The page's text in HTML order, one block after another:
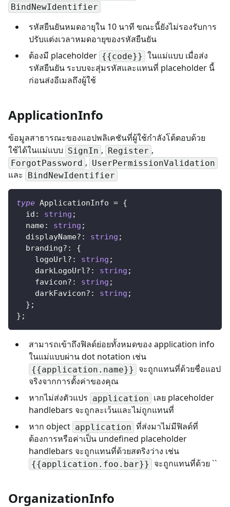
BindNewIdentifier
รหัสยืนยันหมดอายุใน 10 นาที ขณะนี้ยังไม่รองรับการ
ปรับแต่งเวลาหมดอายุของรหัสยืนยัน
ต้องมี placeholder {{code}} ในแม่แบบ เมื่อส่ง
รหัสยืนยัน ระบบจะสุ่มรหัสและแทนที่ placeholder นี้
ก่อนส่งอีเมลถึงผู้ใช้
ApplicationInfo
ข้อมูลสาธารณะของแอปพลิเคชันที่ผู้ใช้กำลังโต้ตอบด้วย
ใช้ได้ในแม่แบบ SignIn , Register ,
ForgotPassword , UserPermissionValidation
และ BindNewIdentifier
type ApplicationInfo = {
  id
: string ;
  name
: string ;
  displayName
? : string ;
  branding
? :
{
    logoUrl
? : string ;
    darkLogoUrl
? : string ;
    favicon
? : string ;
    darkFavicon
? : string ;
} ;
} ;
สามารถเข้าถึงฟิลด์ย่อยทั้งหมดของ application info
ในแม่แบบผ่าน dot notation เช่น
{{application.name}}
จะถูกแทนที่ด้วยชื่อแอป
จริงจากการตั้งค่าของคุณ
หากไม่ส่งตัวแปร application เลย placeholder
handlebars จะถูกละเว้นและไม่ถูกแทนที่
หาก object application ที่ส่งมาไม่มีฟิลด์ที่
ต้องการหรือค่าเป็น undefined placeholder
handlebars จะถูกแทนที่ด้วยสตริงว่าง เช่น
{{application.foo.bar}} จะถูกแทนที่ด้วย ``
OrganizationInfo